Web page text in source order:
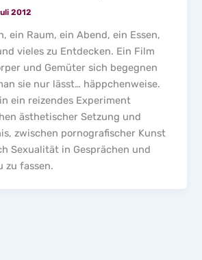
2012
ein Raum, ein Abend, ein Essen,
vieles zu Entdecken. Ein Film
und Gemüter sich begegnen
sie nur lässt… häppchenweise.
ein reizendes Experiment
ästhetischer Setzung und
zwischen pornografischer Kunst
Sexualität in Gesprächen und
zu fassen.